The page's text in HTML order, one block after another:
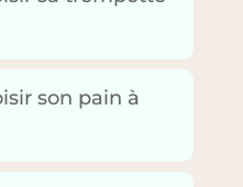
son pain à